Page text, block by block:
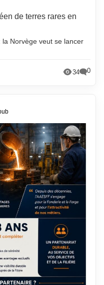
de terres rares en
Norvège veut se lancer
34 0